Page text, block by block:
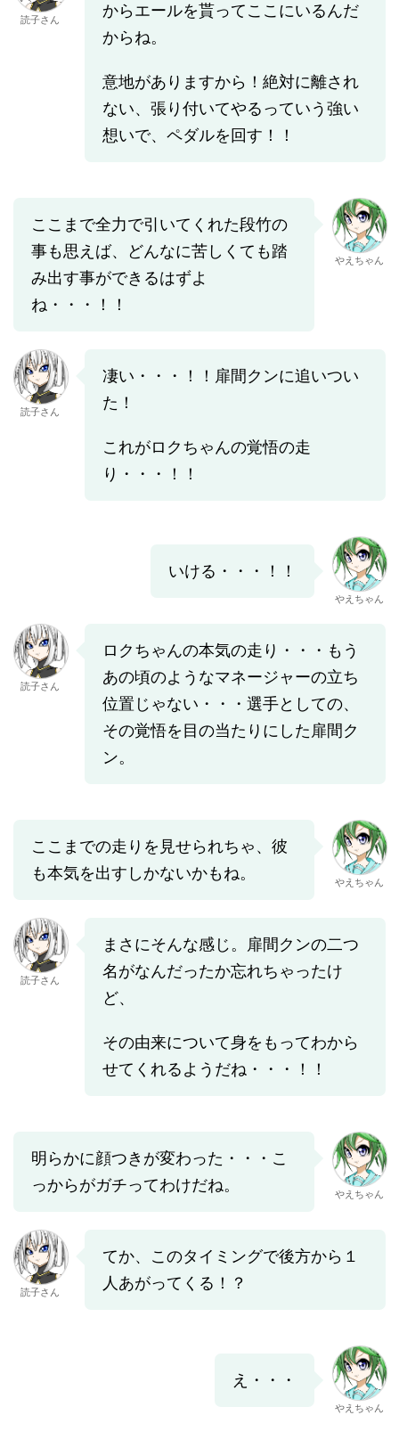
読子さん
からエールを貰ってここにいるんだ
からね。
意地がありますから！絶対に離され
ない、張り付いてやるっていう強い
想いで、ペダルを回す！！
ここまで全力で引いてくれた段竹の
事も思えば、どんなに苦しくても踏
み出す事ができるはずよ
ね・・・！！
やえちゃん
読子さん
凄い・・・！！扉間クンに追いつい
た！
これがロクちゃんの覚悟の走
り・・・！！
いける・・・！！
やえちゃん
読子さん
ロクちゃんの本気の走り・・・もう
あの頃のようなマネージャーの立ち
位置じゃない・・・選手としての、
その覚悟を目の当たりにした扉間ク
ン。
ここまでの走りを見せられちゃ、彼
も本気を出すしかないかもね。
やえちゃん
読子さん
まさにそんな感じ。扉間クンの二つ
名がなんだったか忘れちゃったけ
ど、
その由来について身をもってわから
せてくれるようだね・・・！！
明らかに顔つきが変わった・・・こ
っからがガチってわけだね。
やえちゃん
読子さん
てか、このタイミングで後方から１
人あがってくる！？
え・・・
やえちゃん